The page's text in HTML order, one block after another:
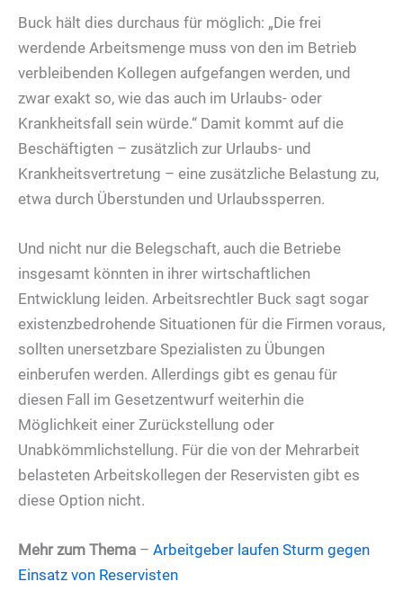
Buck hält dies durchaus für möglich: „Die frei
werdende Arbeitsmenge muss von den im Betrieb
verbleibenden Kollegen aufgefangen werden, und
zwar exakt so, wie das auch im Urlaubs- oder
Krankheitsfall sein würde.“ Damit kommt auf die
Beschäftigten – zusätzlich zur Urlaubs- und
Krankheitsvertretung – eine zusätzliche Belastung zu,
etwa durch Überstunden und Urlaubssperren.
Und nicht nur die Belegschaft, auch die Betriebe
insgesamt könnten in ihrer wirtschaftlichen
Entwicklung leiden. Arbeitsrechtler Buck sagt sogar
existenzbedrohende Situationen für die Firmen voraus,
sollten unersetzbare Spezialisten zu Übungen
einberufen werden. Allerdings gibt es genau für
diesen Fall im Gesetzentwurf weiterhin die
Möglichkeit einer Zurückstellung oder
Unabkömmlichstellung. Für die von der Mehrarbeit
belasteten Arbeitskollegen der Reservisten gibt es
diese Option nicht.
Mehr zum Thema – Arbeitgeber laufen Sturm gegen
Einsatz von Reservisten